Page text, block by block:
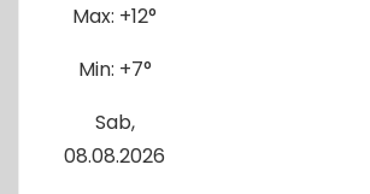
Max: +12°
Min: +7°
Sab,
08.08.2026